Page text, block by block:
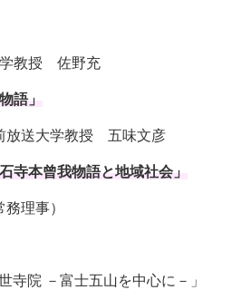
教授 佐野充
語」
放送大学教授 五味文彦
寺本曾我物語と地域社会」
理事）
寺院 －富士五山を中心に－」